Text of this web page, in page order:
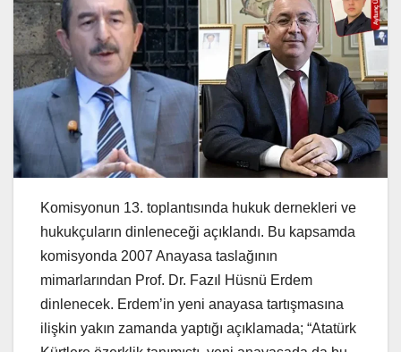
Komisyonun 13. toplantısında hukuk dernekleri ve
hukukçuların dinleneceği açıklandı. Bu kapsamda
komisyonda 2007 Anayasa taslağının
mimarlarından Prof. Dr. Fazıl Hüsnü Erdem
dinlenecek. Erdem’in yeni anayasa tartışmasına
ilişkin yakın zamanda yaptığı açıklamada; “Atatürk